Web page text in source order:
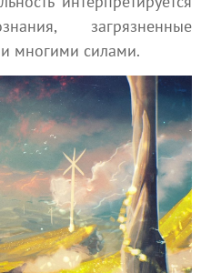
загрязненные
многими силами.